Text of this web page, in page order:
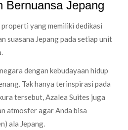
Bernuansa Jepang
yang memiliki dedikasi
suasana Jepang pada setiap unit
dengan kebudayaan hidup
Tak hanya terinspirasi pada
tersebut, Azalea Suites juga
atmosfer agar Anda bisa
ala Jepang.